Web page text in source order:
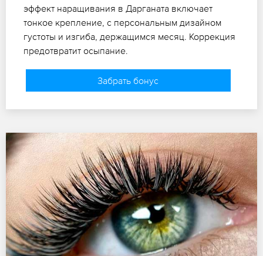
эффект наращивания в Дарганата включает
тонкое крепление, с персональным дизайном
густоты и изгиба, держащимся месяц. Коррекция
предотвратит осыпание.
Забрать бонус